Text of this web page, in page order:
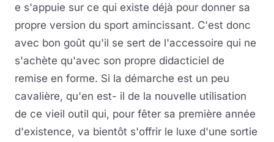
e s'appuie sur ce qui existe déjà pour donner sa
propre version du sport amincissant. C'est donc
avec bon goût qu'il se sert de l'accessoire qui ne
s'achète qu'avec son propre didacticiel de
remise en forme. Si la démarche est un peu
cavalière, qu'en est- il de la nouvelle utilisation
de ce vieil outil qui, pour fêter sa première année
d'existence, va bientôt s'offrir le luxe d'une sortie